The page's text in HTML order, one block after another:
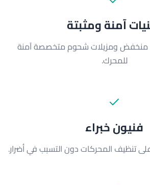
آمنة ومثبتة
ومزيلات شحوم متخصصة آمنة
للمحرك.
فنيون خبراء
تنظيف المحركات دون التسبب في أضرار.